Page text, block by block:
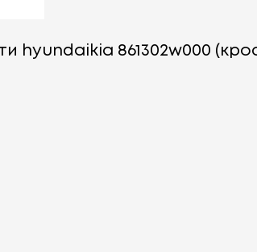
hyundaikia 861302w000